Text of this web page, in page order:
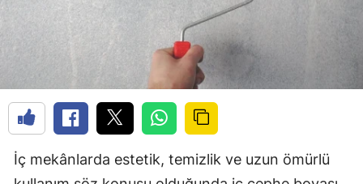
İç mekânlarda estetik, temizlik ve uzun ömürlü